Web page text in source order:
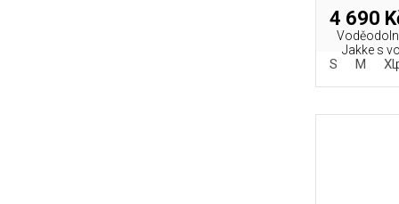
4 690
Jakke s
S M XL